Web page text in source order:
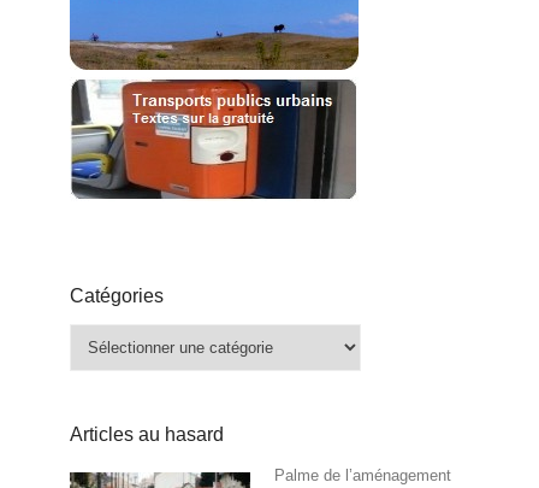
Catégories
Articles au hasard
Palme de l’aménagement